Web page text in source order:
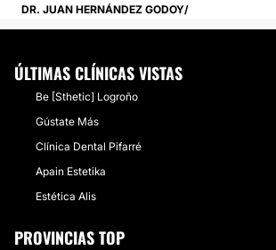
DR. JUAN HERNÁNDEZ GODOY
ÚLTIMAS CLÍNICAS VISTAS
Be [Sthetic] Logroño
Gústate Más
Clínica Dental Pifarré
Apain Estetika
Estética Alis
PROVINCIAS TOP